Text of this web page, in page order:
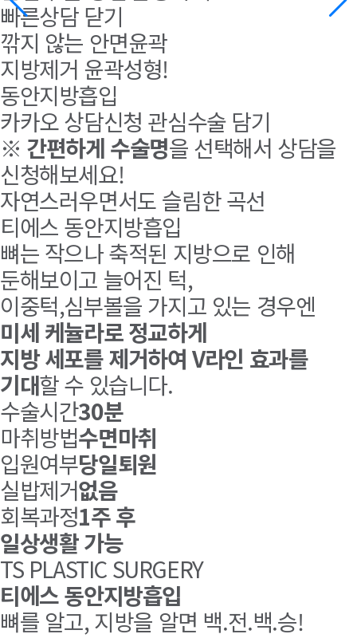
빠른상담 닫기
깎지 않는 안면윤곽
지방제거 윤곽성형!
동안지방흡입
카카오 상담신청 관심수술 담기
※ 간편하게 수술명을 선택해서 상담을
신청해보세요!
자연스러우면서도 슬림한 곡선
티에스 동안지방흡입
뼈는 작으나 축적된 지방으로 인해
둔해보이고 늘어진 턱,
이중턱,심부볼을 가지고 있는 경우엔
미세 케뉼라로 정교하게
지방 세포를 제거하여 V라인 효과를
기대할 수 있습니다.
수술시간30분
마취방법수면마취
입원여부당일퇴원
실밥제거없음
회복과정1주 후
일상생활 가능
TS PLASTIC SURGERY
티에스 동안지방흡입
뼈를 알고, 지방을 알면 백.전.백.승!